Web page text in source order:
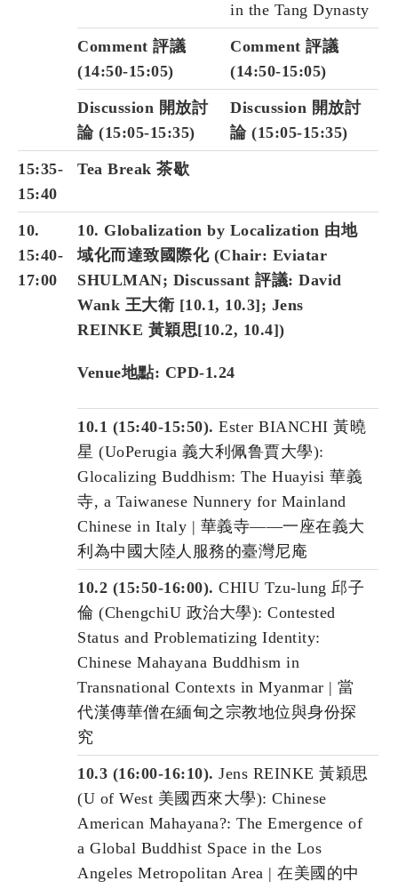
in the Tang Dynasty
Comment 評議
(14:50-15:05)
Comment 評議
(14:50-15:05)
Discussion 開放討
論 (15:05-15:35)
Discussion 開放討
論 (15:05-15:35)
15:35-
15:40
Tea Break 茶歇
10.
15:40-
17:00
10. Globalization by Localization 由地
域化而達致國際化 (Chair: Eviatar
SHULMAN; Discussant 評議: David
Wank 王大衛 [10.1, 10.3]; Jens
REINKE 黃穎思[10.2, 10.4])
Venue地點: CPD-1.24
10.1 (15:40-15:50). Ester BIANCHI 黃曉
星 (UoPerugia 義大利佩鲁賈大學):
Glocalizing Buddhism: The Huayisi 華義
寺, a Taiwanese Nunnery for Mainland
Chinese in Italy | 華義寺——一座在義大
利為中國大陸人服務的臺灣尼庵
10.2 (15:50-16:00). CHIU Tzu-lung 邱子
倫 (ChengchiU 政治大學): Contested
Status and Problematizing Identity:
Chinese Mahayana Buddhism in
Transnational Contexts in Myanmar | 當
代漢傳華僧在緬甸之宗教地位與身份探
究
10.3 (16:00-16:10). Jens REINKE 黃穎思
(U of West 美國西來大學): Chinese
American Mahayana?: The Emergence of
a Global Buddhist Space in the Los
Angeles Metropolitan Area | 在美國的中